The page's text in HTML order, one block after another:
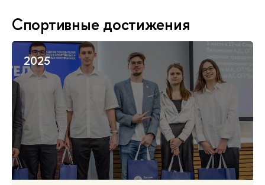
Спортивные достижения
2025